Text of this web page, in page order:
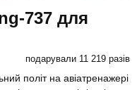
737 для
подарували 11 219 разів
політ на авіатренажері